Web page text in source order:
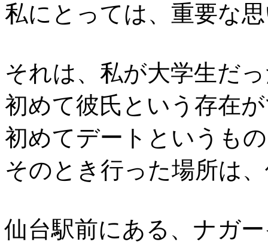
私にとっては、重要な
それは、私が大学生だ
初めて彼氏という存在
初めてデートというも
そのとき行った場所は
仙台駅前にある、ナガ